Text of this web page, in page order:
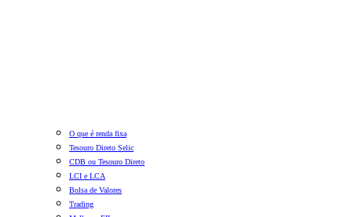
O que é renda fixa
Tesouro Direto Selic
CDB ou Tesouro Direto
LCI e LCA
Bolsa de Valores
Trading